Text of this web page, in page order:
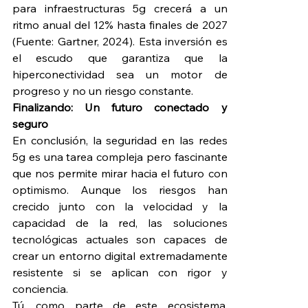
para infraestructuras 5g crecerá a un
ritmo anual del 12% hasta finales de 2027
(Fuente: Gartner, 2024). Esta inversión es
el escudo que garantiza que la
hiperconectividad sea un motor de
progreso y no un riesgo constante.
Finalizando: Un futuro conectado y
seguro
En conclusión, la seguridad en las redes
5g es una tarea compleja pero fascinante
que nos permite mirar hacia el futuro con
optimismo. Aunque los riesgos han
crecido junto con la velocidad y la
capacidad de la red, las soluciones
tecnológicas actuales son capaces de
crear un entorno digital extremadamente
resistente si se aplican con rigor y
conciencia.